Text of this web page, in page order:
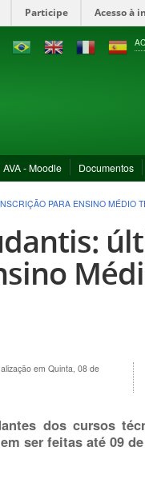
Participe Acesso à
AVA - Moodle Documentos
PARA ENSINO MÉDIO
em Quinta, 08 de
dos cursos
ser feitas até 09